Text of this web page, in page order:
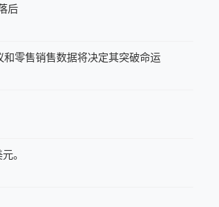
后
零售销售数据将决定其突破命运
。